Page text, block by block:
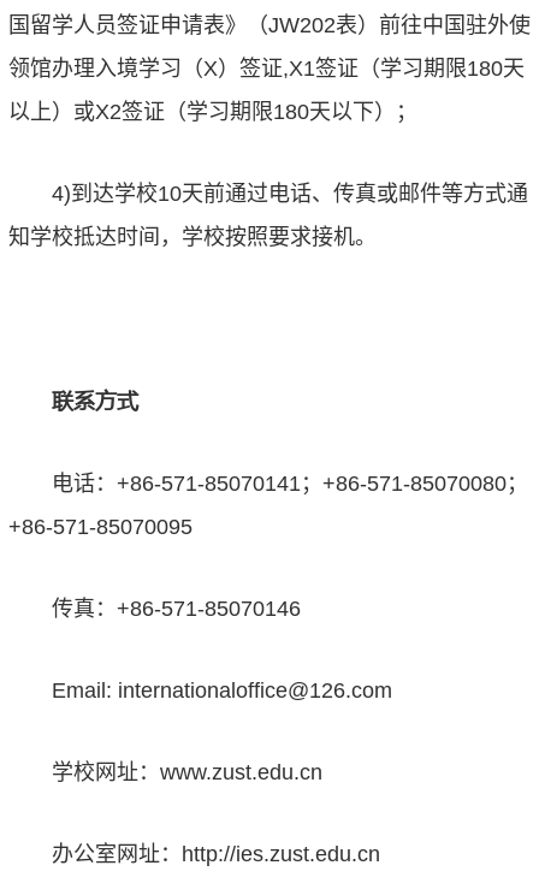
国留学人员签证申请表》（JW202表）前往中国驻外使
领馆办理入境学习（X）签证,X1签证（学习期限180天
以上）或X2签证（学习期限180天以下）；
4)到达学校10天前通过电话、传真或邮件等方式通
知学校抵达时间，学校按照要求接机。
联系方式
电话：+86-571-85070141；+86-571-85070080；
+86-571-85070095
传真：+86-571-85070146
Email: internationaloffice@126.com
学校网址：www.zust.edu.cn
办公室网址：http://ies.zust.edu.cn